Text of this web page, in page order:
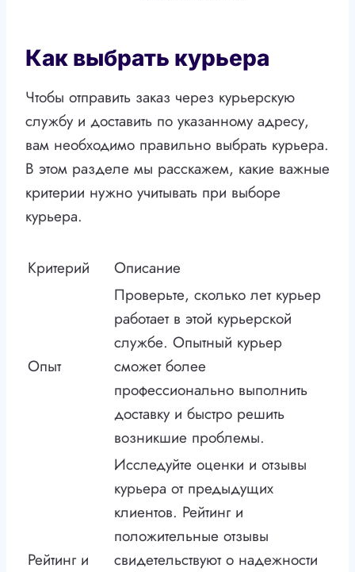
Как выбрать курьера
Чтобы отправить заказ через курьерскую
службу и доставить по указанному адресу,
вам необходимо правильно выбрать курьера.
В этом разделе мы расскажем, какие важные
критерии нужно учитывать при выборе
курьера.
Критерий Описание
Опыт
Проверьте, сколько лет курьер
работает в этой курьерской
службе. Опытный курьер
сможет более
профессионально выполнить
доставку и быстро решить
возникшие проблемы.
Рейтинг и
Исследуйте оценки и отзывы
курьера от предыдущих
клиентов. Рейтинг и
положительные отзывы
свидетельствуют о надежности